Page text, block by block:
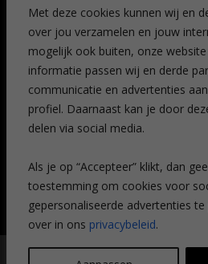
Met deze cookies kunnen wij en
over jou verzamelen en jouw
mogelijk ook buiten, onze
informatie passen wij en derde
communicatie en advertenties
profiel. Daarnaast kan je door
delen via social media.
Als je op “Accepteer” klikt, dan
toestemming om cookies voor
gepersonaliseerde advertenties
over in ons privacybeleid.
Leiden
Amsterdam
Breda
Favorieten
Mijn art alert
NIEUWSBRIEF
© Kunsthuizen 2026 All rights